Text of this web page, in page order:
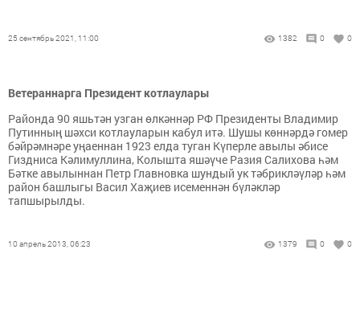
25 сентябрь 2021, 11:00 1382 0 0
Ветераннарга Президент котлаулары
Районда 90 яшьтән узган өлкәннәр РФ Президенты Владимир
Путинның шәхси котлауларын кабул итә. Шушы көннәрдә гомер
бәйрәмнәре уңаеннан 1923 елда туган Күперле авылы әбисе
Гиздниса Кәлимуллина, Колышта яшәүче Разия Салихова һәм
Бәтке авылыннан Петр Главновка шундый ук тәбрикләүләр һәм
район башлыгы Васил Хаҗиев исеменнән бүләкләр
тапшырылды.
10 апрель 2013, 06:23 1379 0 0